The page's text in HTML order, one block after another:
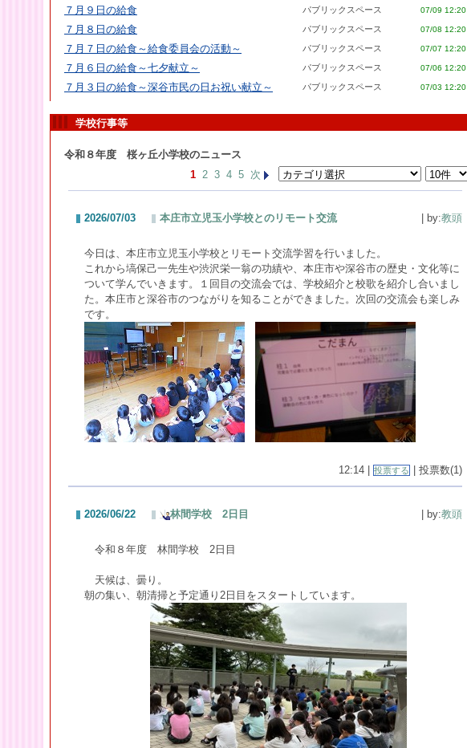
７月９日の給食 パブリックスペース 07/09 12:20
７月８日の給食 パブリックスペース 07/08 12:20
７月７日の給食～給食委員会の活動～ パブリックスペース 07/07 12:20
７月６日の給食～七夕献立～ パブリックスペース 07/06 12:20
７月３日の給食～深谷市民の日お祝い献立～ パブリックスペース 07/03 12:20
学校行事等
令和８年度 桜ヶ丘小学校のニュース
1 2 3 4 5 次
2026/07/03 本庄市立児玉小学校とのリモート交流 | by:教頭
今日は、本庄市立児玉小学校とリモート交流学習を行いました。
これから塙保己一先生や渋沢栄一翁の功績や、本庄市や深谷市の歴史・文化等に
ついて学んでいきます。１回目の交流会では、学校紹介と校歌を紹介し合いまし
た。本庄市と深谷市のつながりを知ることができました。次回の交流会も楽しみ
です。
12:14 | 投票する | 投票数(1)
2026/06/22 林間学校 2日目 | by:教頭
令和８年度 林間学校 2日目
天候は、曇り。
朝の集い、朝清掃と予定通り2日目をスタートしています。